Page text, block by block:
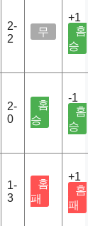
2-
2
무
+1
홈
승
2-
0
홈
승
-1
홈
승
1-
3
홈
패
+1
홈
패